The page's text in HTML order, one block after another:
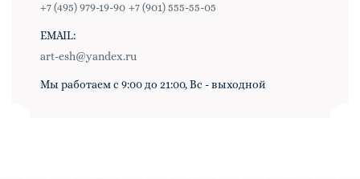
+7 (495) 979-19-90 +7 (901) 555-55-05
EMAIL:
art-esh@yandex.ru
Мы работаем с 9:00 до 21:00, Вс - выходной